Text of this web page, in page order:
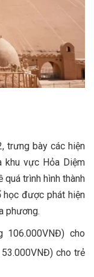
trưng bày các hiện
khu vực Hỏa Diệm
quá trình hình thành
được phát hiện
phương.
106.000VNĐ) cho
cho trẻ